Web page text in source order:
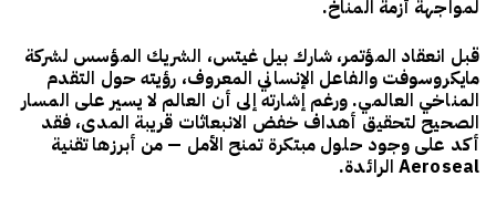
لمواجهة أزمة المناخ.
قبل انعقاد المؤتمر، شارك بيل غيتس، الشريك المؤسس لشركة
مايكروسوفت والفاعل الإنساني المعروف، رؤيته حول التقدم
المناخي العالمي. ورغم إشارته إلى أن العالم لا يسير على المسار
الصحيح لتحقيق أهداف خفض الانبعاثات قريبة المدى، فقد
أكد على وجود حلول مبتكرة تمنح الأمل — من أبرزهاتقنية
Aeroseal الرائدة
.